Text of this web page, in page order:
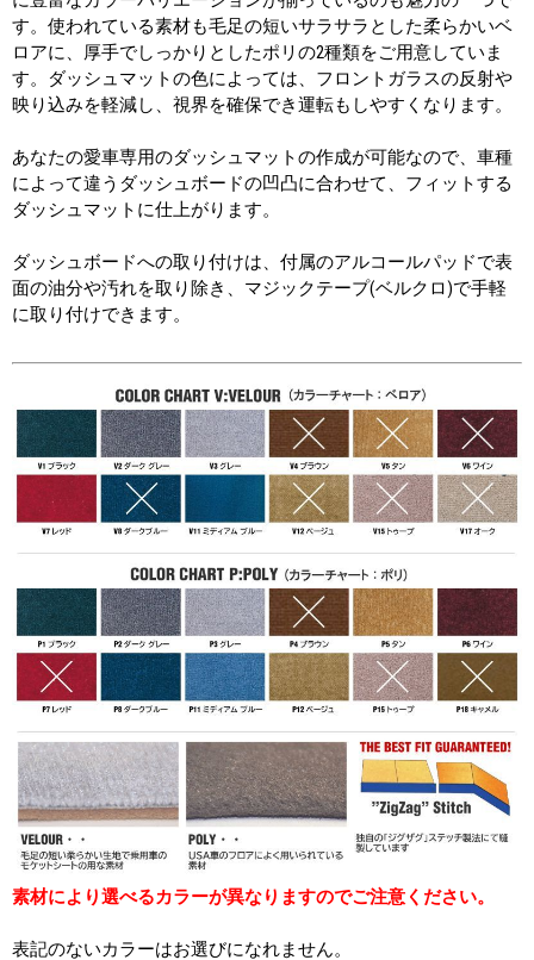
す。使われている素材も毛足の短いサラサラとした柔らかいベ
ロアに、厚手でしっかりとしたポリの2種類をご用意していま
す。ダッシュマットの色によっては、フロントガラスの反射や
映り込みを軽減し、視界を確保でき運転もしやすくなります。
あなたの愛車専用のダッシュマットの作成が可能なので、車種
によって違うダッシュボードの凹凸に合わせて、フィットする
ダッシュマットに仕上がります。
ダッシュボードへの取り付けは、付属のアルコールパッドで表
面の油分や汚れを取り除き、マジックテープ(ベルクロ)で手軽
に取り付けできます。
素材により選べるカラーが異なりますのでご注意ください。
表記のないカラーはお選びになれません。